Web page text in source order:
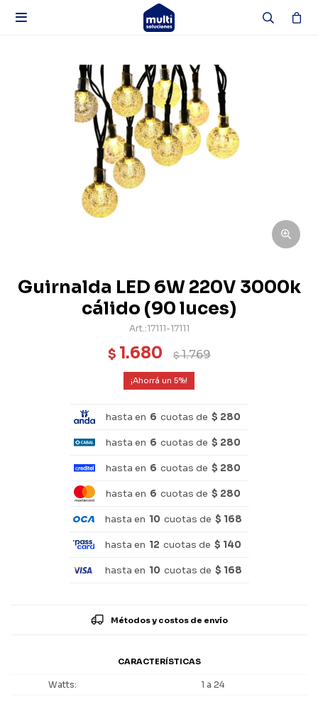

Guirnalda LED 6W 220V 3000k
cálido (90 luces)
17111-17111
$ 1.680 $1.769
5
hasta en 6 cuotas de $ 280
hasta en 6 cuotas de $ 280
hasta en 6 cuotas de $ 280
hasta en 6 cuotas de $ 280
hasta en 10 cuotas de $ 168
hasta en 12 cuotas de $ 140
hasta en 10 cuotas de $ 168
Métodos y costos de envío
CARACTERÍSTICAS
Watts 1 a 24